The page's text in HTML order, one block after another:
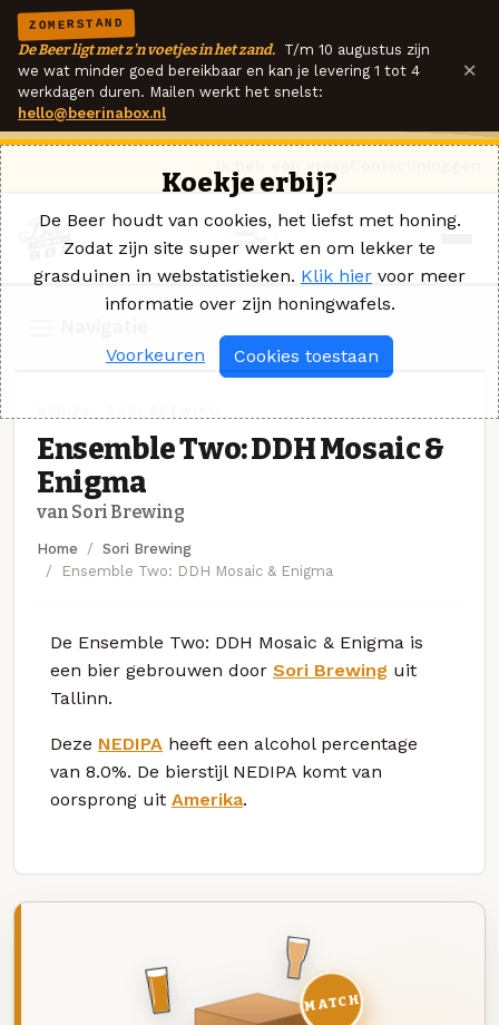
ZOMERSTAND
De Beer ligt met z'n voetjes in het zand. T/m 10 augustus zijn
we wat minder goed bereikbaar en kan je levering 1 tot 4
werkdagen duren. Mailen werkt het snelst:
hello@beerinabox.nl
×
Ensemble Two: DDH Mosaic &
Enigma
van Sori Brewing
Home
Sori Brewing
Ensemble Two: DDH Mosaic & Enigma
De Ensemble Two: DDH Mosaic & Enigma is
een bier gebrouwen door Sori Brewing uit
Tallinn.
Deze NEDIPA heeft een alcohol percentage
van 8.0%. De bierstijl NEDIPA komt van
oorsprong uit Amerika.
MATCH
Koekje erbij?
De Beer houdt van cookies, het liefst met honing.
Zodat zijn site super werkt en om lekker te
grasduinen in webstatistieken. Klik hier voor meer
informatie over zijn honingwafels.
Voorkeuren Cookies toestaan